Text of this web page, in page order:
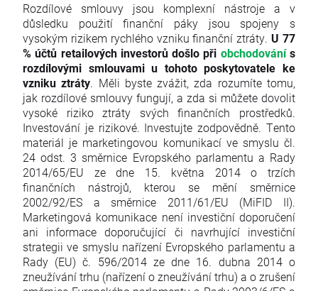
Rozdílové smlouvy jsou komplexní nástroje a v
důsledku použití finanční páky jsou spojeny s
vysokým rizikem rychlého vzniku finanční ztráty. U 77
% účtů retailových investorů došlo při obchodovánís
rozdílovými smlouvami u tohoto poskytovatele ke
vzniku ztráty. Měli byste zvážit, zda rozumíte tomu,
jak rozdílové smlouvy fungují, a zda si můžete dovolit
vysoké riziko ztráty svých finančních prostředků.
Investování je rizikové. Investujte zodpovědně. Tento
materiál je marketingovou komunikací ve smyslu čl.
24 odst. 3 směrnice Evropského parlamentu a Rady
2014/65/EU ze dne 15. května 2014 o trzích
finančních nástrojů, kterou se mění směrnice
2002/92/ES a směrnice 2011/61/EU (MiFID II).
Marketingová komunikace není investiční doporučení
ani informace doporučující či navrhující investiční
strategii ve smyslu nařízení Evropského parlamentu a
Rady (EU) č. 596/2014 ze dne 16. dubna 2014 o
zneužívání trhu (nařízení o zneužívání trhu) a o zrušení